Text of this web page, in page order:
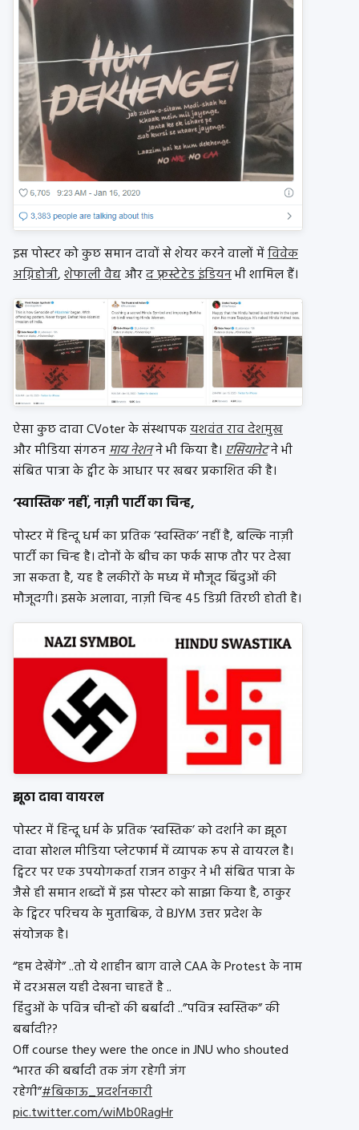
इस पोस्टर को कुछ समान दावों से शेयर करने वालों मेंविवेक
अग्निहोत्री,शेफाली वैद्यऔरद फ़्रस्टेटेड इंडियनभी शामिल हैं।
ऐसा कुछ दावा CVoter के संस्थापकयशवंत राव देशमुख
और मीडिया संगठनमाय नेशनने भी किया है।एसियानेटने भी
संबित पात्रा के ट्वीट के आधार पर खबर प्रकाशित की है।
‘स्वास्तिक’ नहीं, नाज़ी पार्टी का चिन्ह,
पोस्टर में हिन्दू धर्म का प्रतिक ‘स्वस्तिक’ नहीं है, बल्कि नाज़ी
पार्टी का चिन्ह है। दोनों के बीच का फर्क साफ तौर पर देखा
जा सकता है, यह है लकीरों के मध्य में मौजूद बिंदुओं की
मौजूदगी। इसके अलावा, नाज़ी चिन्ह 45 डिग्री तिरछी होती है।
झूठा दावा वायरल
पोस्टर में हिन्दू धर्म के प्रतिक ‘स्वस्तिक’ को दर्शाने का झूठा
दावा सोशल मीडिया प्लेटफार्म में व्यापक रूप से वायरल है।
ट्विटर पर एक उपयोगकर्ता राजन ठाकुर ने भी संबित पात्रा के
जैसे ही समान शब्दों में इस पोस्टर को साझा किया है, ठाकुर
के ट्विटर परिचय के मुताबिक, वे BJYM उत्तर प्रदेश के
संयोजक है।
“हम देखेंगे” ..तो ये शाहीन बाग वाले CAA के Protest के नाम
में दरअसल यही देखना चाहतें है ..
हिंदुओं के पवित्र चीन्हों की बर्बादी ..”पवित्र स्वस्तिक” की
बर्बादी??
Off course they were the once in JNU who shouted
“भारत की बर्बादी तक जंग रहेगी जंग
रहेगी”#बिकाऊ_प्रदर्शनकारी
pic.twitter.com/wiMb0RagHr